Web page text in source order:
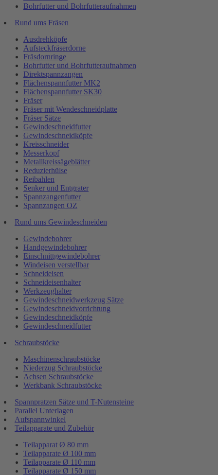
Bohrfutter und Bohrfutteraufnahmen
Rund ums Fräsen
Ausdrehköpfe
Aufsteckfräserdorne
Fräsdornringe
Bohrfutter und Bohrfutteraufnahmen
Direktspannzangen
Flächenspannfutter MK2
Flächenspannfutter SK30
Fräser
Fräser mit Wendeschneidplatte
Fräser Sätze
Gewindeschneidfutter
Gewindeschneidköpfe
Kreisschneider
Messerkopf
Metallkreissägeblätter
Reduzierhülse
Reibahlen
Senker und Entgrater
Spannzangenfutter
Spannzangen OZ
Rund ums Gewindeschneiden
Gewindebohrer
Handgewindebohrer
Einschnittgewindebohrer
Windeisen verstellbar
Schneideisen
Schneideisenhalter
Werkzeughalter
Gewindeschneidwerkzeug Sätze
Gewindeschneidvorrichtung
Gewindeschneidköpfe
Gewindeschneidfutter
Schraubstöcke
Maschinenschraubstöcke
Niederzug Schraubstöcke
Achsen Schraubstöcke
Werkbank Schraubstöcke
Spannpratzen Sätze und T-Nutensteine
Parallel Unterlagen
Aufspannwinkel
Teilapparate und Zubehör
Teilapparat Ø 80 mm
Teilapparate Ø 100 mm
Teilapparate Ø 110 mm
Teilapparate Ø 150 mm